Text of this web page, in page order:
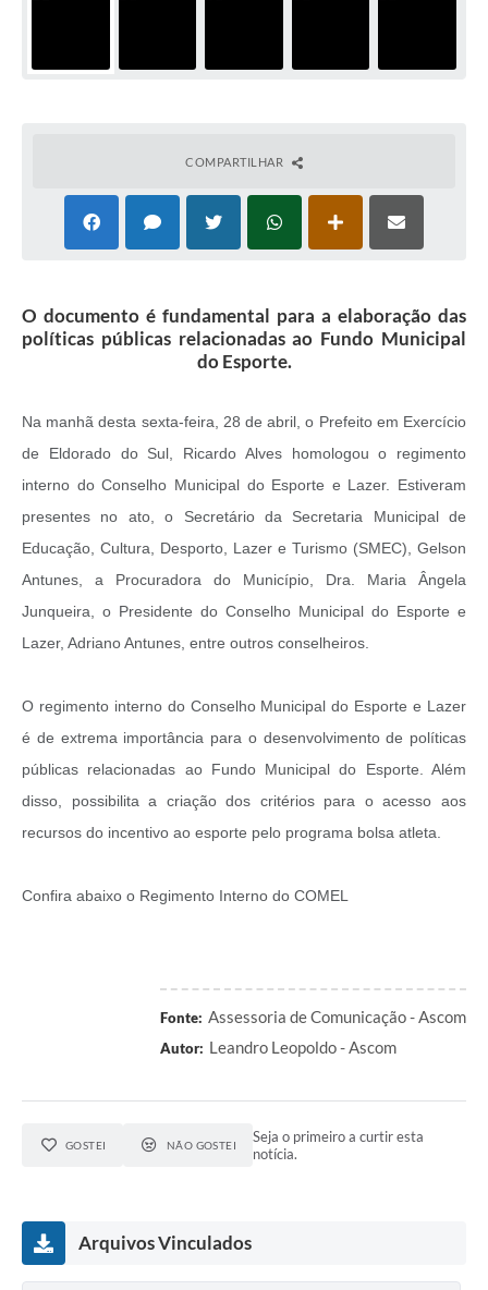
COMPARTILHAR
O documento é fundamental para a elaboração das
políticas públicas relacionadas ao Fundo Municipal
do Esporte.
Na manhã desta sexta-feira, 28 de abril, o Prefeito em Exercício
de Eldorado do Sul, Ricardo Alves homologou o regimento
interno do Conselho Municipal do Esporte e Lazer. Estiveram
presentes no ato, o Secretário da Secretaria Municipal de
Educação, Cultura, Desporto, Lazer e Turismo (SMEC), Gelson
Antunes, a Procuradora do Município, Dra. Maria Ângela
Junqueira, o Presidente do Conselho Municipal do Esporte e
Lazer, Adriano Antunes, entre outros conselheiros.
O regimento interno do Conselho Municipal do Esporte e Lazer
é de extrema importância para o desenvolvimento de políticas
públicas relacionadas ao Fundo Municipal do Esporte. Além
disso, possibilita a criação dos critérios para o acesso aos
recursos do incentivo ao esporte pelo programa bolsa atleta.
Confira abaixo o Regimento Interno do COMEL
Fonte: Assessoria de Comunicação - Ascom
Autor: Leandro Leopoldo - Ascom
GOSTEI NÃO GOSTEI
Seja o primeiro a curtir esta
notícia.
Arquivos Vinculados